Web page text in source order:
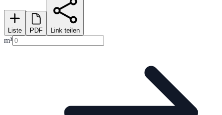
Liste PDF Link teilen
m³